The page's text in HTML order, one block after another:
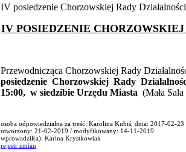
IV posiedzenie Chorzowskiej Rady
IV POSIEDZENIE
Przewodnicząca Chorzowskiej Rady
posiedzenie Chorzowskiej Rady
15:00, w siedzibie Urzędu Miasta (Mała
osoba odpowiedzialna za treść: Karolina Kubiś, dnia: 2017-02-23
utworzony: 21-02-2019 / modyfikowany: 14-11-2019
wprowadził(a): Karina Krystkowiak
rejestr zmian